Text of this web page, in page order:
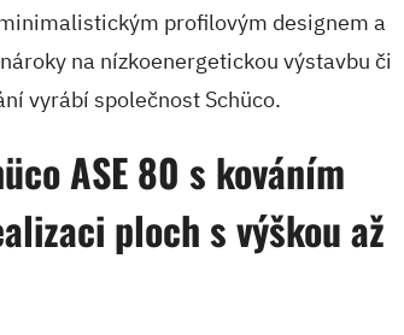
profilovým designem a
na nízkoenergetickou výstavbu či
vyrábí společnost Schüco.
ASE 80 s kováním
ploch s výškou až